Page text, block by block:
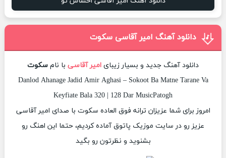
دانلود آهنگ امیر آقاسی سکوت
دانلود آهنگ جدید و بسیار زیبای امیر آقاسی با نام سکوت
Danlod Ahanage Jadid Amir Aghasi – Sokoot Ba Matne Tarane Va
Keyfiate Bala 320 | 128 Dar MusicPatogh
امروز برای شما عزیزان ترانه فوق العاده سکوت با صدای امیر آقاسی
عزیز رو در سایت موزیک پاتوق آماده کردیم، حتما این اهنگ رو
بشنوید و نظرتون رو بگید